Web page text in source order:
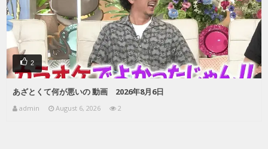
2
あざとくて何が悪いの 動画 2026年8月6日
admin August 6, 2026 2